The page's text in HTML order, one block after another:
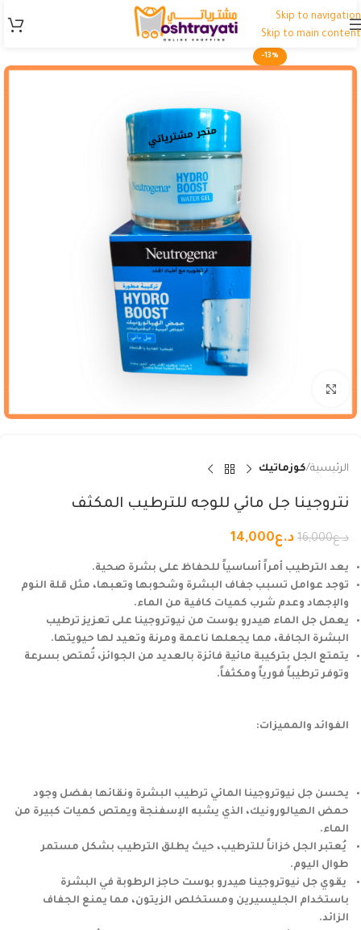
Skip to navigation
Skip to main content
-13%
الرئيسية كوزماتيك
نتروجينا جل مائي للوجه للترطيب المكثف
د.ع16,000 د.ع14,000
يعد الترطيب أمراً أساسياً للحفاظ على بشرة صحية.
توجد عوامل تسبب جفاف البشرة وشحوبها وتعبها، مثل قلة النوم
والإجهاد وعدم شرب كميات كافية من الماء.
يعمل جل الماء هيدرو بوست من نيوتروجينا على تعزيز ترطيب
البشرة الجافة، مما يجعلها ناعمة ومرنة وتعيد لها حيويتها.
يتمتع الجل بتركيبة مائية فائزة بالعديد من الجوائز، تُمتص بسرعة
وتوفر ترطيباً فورياً ومكثفاً.
الفوائد والمميزات:
يحسن جل نيوتروجينا المائي ترطيب البشرة ونقائها بفضل وجود
حمض الهيالورونيك، الذي يشبه الإسفنجة ويمتص كميات كبيرة من
الماء.
يُعتبر الجل خزاناً للترطيب، حيث يطلق الترطيب بشكل مستمر
طوال اليوم.
يقوي جل نيوتروجينا هيدرو بوست حاجز الرطوبة في البشرة
باستخدام الجليسيرين ومستخلص الزيتون، مما يمنع الجفاف
الزائد.